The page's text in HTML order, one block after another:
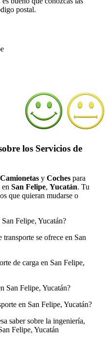
postal.
los Servicios de
Camionetas y Coches para
en San Felipe, Yucatán. Tu
que quieran mudarse o
Felipe, Yucatán?
se ofrece en San
de carga en San Felipe,
San Felipe, Yucatán?
en San Felipe, Yucatán?
saber sobre la ingeniería,
Felipe, Yucatán